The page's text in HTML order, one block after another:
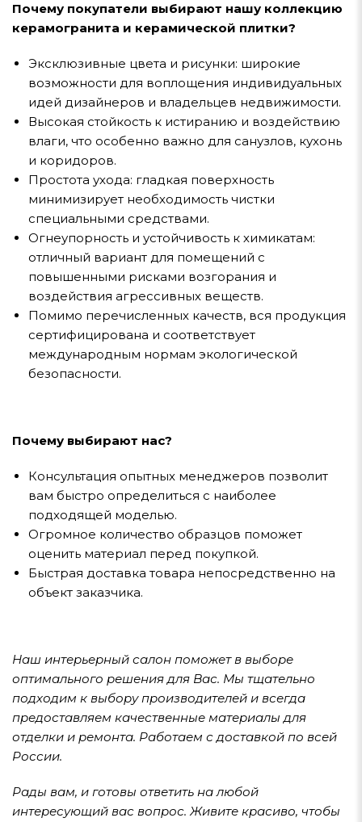
Почему покупатели выбирают нашу коллекцию
керамогранита и керамической плитки?
Эксклюзивные цвета и рисунки: широкие
возможности для воплощения индивидуальных
идей дизайнеров и владельцев недвижимости.
Высокая стойкость к истиранию и воздействию
влаги, что особенно важно для санузлов, кухонь
и коридоров.
Простота ухода: гладкая поверхность
минимизирует необходимость чистки
специальными средствами.
Огнеупорность и устойчивость к химикатам:
отличный вариант для помещений с
повышенными рисками возгорания и
воздействия агрессивных веществ.
Помимо перечисленных качеств, вся продукция
сертифицирована и соответствует
международным нормам экологической
безопасности.
Почему выбирают нас?
Консультация опытных менеджеров позволит
вам быстро определиться с наиболее
подходящей моделью.
Огромное количество образцов поможет
оценить материал перед покупкой.
Быстрая доставка товара непосредственно на
объект заказчика.
Наш интерьерный салон поможет в выборе
оптимального решения для Вас. Мы тщательно
подходим к выбору производителей и всегда
предоставляем качественные материалы для
отделки и ремонта. Работаем с доставкой по всей
России.
Рады вам, и готовы ответить на любой
интересующий вас вопрос. Живите красиво, чтобы